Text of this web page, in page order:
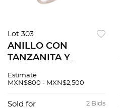
Lot 303
ANILLO CON
TANZANITA Y
PLATA .925 Talla: 6
Estimate
MXN$800 - MXN$2,500
2 Bids
Sold for